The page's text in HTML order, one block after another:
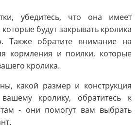
убедитесь, что она имеет
будут закрывать кролика
Также обратите внимание на
кормления и поилки, которые
кролика.
какой размер и конструкция
кролику, обратитесь к
- они помогут вам выбрать